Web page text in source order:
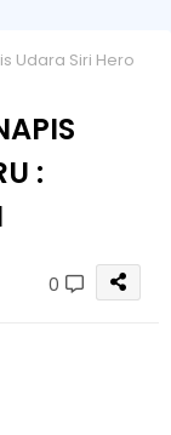
Udara Siri Hero
:
0